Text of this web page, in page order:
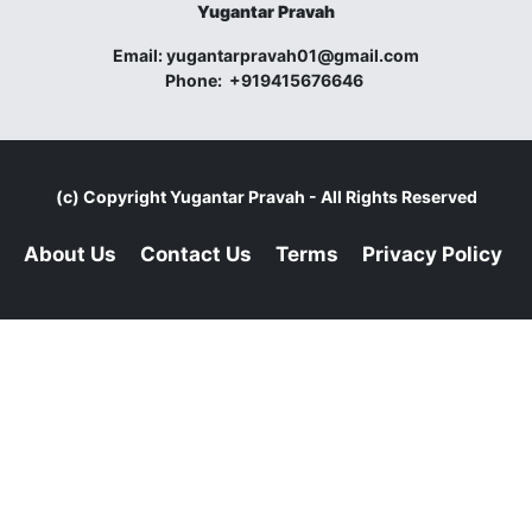
Yugantar Pravah
Email:yugantarpravah01@gmail.com
Phone: +919415676646
(c) CopyrightYugantar Pravah - All Rights Reserved
About Us Contact Us Terms Privacy Policy